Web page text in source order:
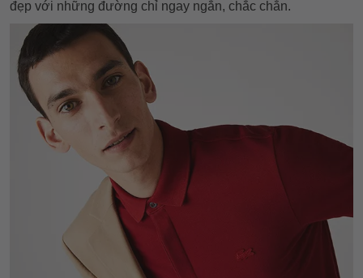
đẹp với những đường chỉ ngay ngắn, chắc chắn.